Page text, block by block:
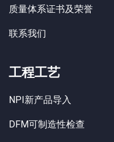
质量体系证书及荣誉
联系我们
工程工艺
NPI新产品导入
DFM可制造性检查